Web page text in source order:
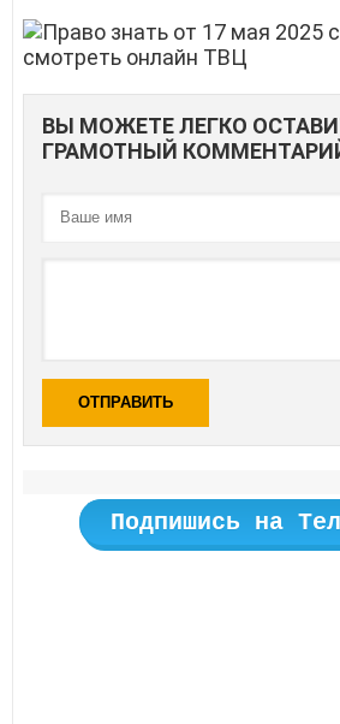
ВЫ МОЖЕТЕ ЛЕГКО
ГРАМОТНЫЙ
ОТПРАВИТЬ
Подпишись на